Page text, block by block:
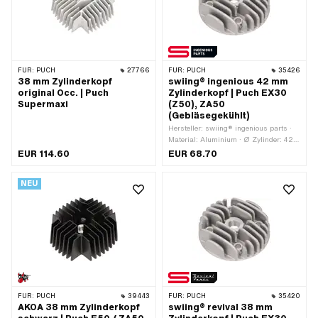
FÜR: PUCH 27766
38 mm Zylinderkopf
original Occ. | Puch
Supermaxi
EUR 114.60
FÜR: PUCH 35426
swiing® ingenious 42 mm
Zylinderkopf | Puch EX30
(Z50), ZA50
(Gebläsegekühlt)
Hersteller: swiing® ingenious parts ·
Material: Aluminium · Ø Zylinder: 42
mm · Ø aussen: 90 mm ·
[mm]: 44 x 44 · Dekompressor: Nein ·
Anwendungsbereich: Tuning
EUR 68.70
NEU
FÜR: PUCH 39443
AKOA 38 mm Zylinderkopf
FÜR: PUCH 35420
swiing® revival 38 mm